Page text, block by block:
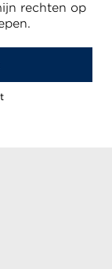
rechten op